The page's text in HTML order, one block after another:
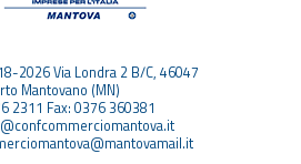
2026 Via Londra 2 B/C, 46047
Mantovano (MN)
2311 Fax: 0376 360381